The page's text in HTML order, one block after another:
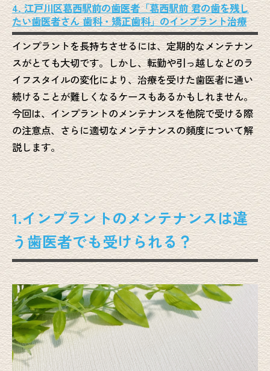
4. 江戸川区葛西駅前の歯医者「葛西駅前 君の歯を残し
たい歯医者さん 歯科・矯正歯科」のインプラント治療
インプラントを長持ちさせるには、定期的なメンテナン
スがとても大切です。しかし、転勤や引っ越しなどのラ
イフスタイルの変化により、治療を受けた歯医者に通い
続けることが難しくなるケースもあるかもしれません。
今回は、インプラントのメンテナンスを他院で受ける際
の注意点、さらに適切なメンテナンスの頻度について解
説します。
1.インプラントのメンテナンスは違
う歯医者でも受けられる？